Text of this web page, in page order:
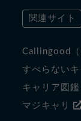
関連サイト
Callingood（
すべらないキ
キャリア図鑑
マジキャリ